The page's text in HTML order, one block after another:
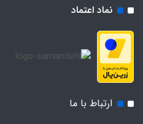
نماد اعتماد
ارتباط با ما